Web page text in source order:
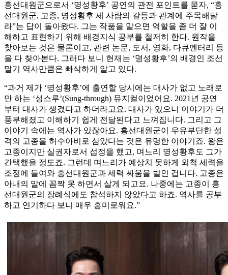
흥선대원군으로서 ‘명성황후’ 공연의 관전 포인트를 묻자, “흥
선대원군, 고종, 명성황후 세 사람의 갈등과 관계에 주목해달
라”는 답이 돌아왔다. 그는 작품을 맡으면 역할을 좀 더 잘 이
해하고 표현하기 위해 배경지식 공부를 철저히 한다. 원작을
찾아보는 것은 물론이고, 관련 논문, 도서, 영화, 다큐멘터리 등
을 다 찾아본다. 그러다 보니 현재는 ‘명성황후’의 배경인 조선
말기 역사만큼은 빠삭하게 알고 있다.
“과거 제가 ‘명성황후’에 출연할 당시에는 대사가 없고 노래로
만 하는 ‘성스루’(Sung-through) 뮤지컬이었어요. 2021년 공연
부터 대사가 생겼다고 하더라고요. 대사가 있으니 이야기가 더
풍부해졌고 이해하기 쉽게 전달된다고 느껴집니다. 그리고 그
이야기 속에는 역사가 있잖아요. 흥선대원군이 우유부단한 성
격의 고종을 허수아비로 삼았다는 것은 유명한 이야기죠. 왕은
고종이지만 실권자로서 섭정을 했고, 며느리 명성황후도 그가
간택했을 정도죠. 그런데 며느리가 예상치 못하게 외척 세력을
조정에 들여와 흥선대원군과 세력 싸움을 벌인 겁니다. 고종은
아내의 말에 꼼짝 못 하면서 살게 되고요. 나중에는 고종이 흥
선대원군의 장례식에도 참석하지 않았다고 하죠. 역사를 공부
하고 연기하다 보니 매우 흥미로워요.”